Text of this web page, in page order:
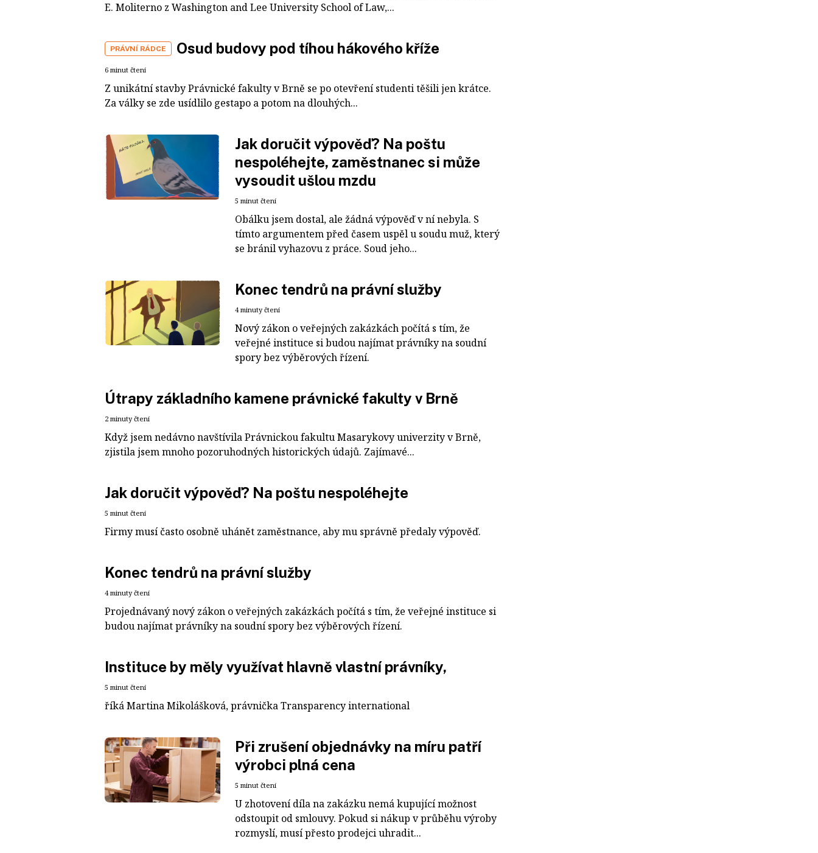
E. Moliterno z Washington and Lee University School of Law,...
PRÁVNÍ RÁDCE Osud budovy pod tíhou hákového kříže
6 minut čtení
Z unikátní stavby Právnické fakulty v Brně se po otevření studenti těšili jen krátce.
Za války se zde usídlilo gestapo a potom na dlouhých...
Jak doručit výpověď? Na poštu
nespoléhejte, zaměstnanec si může
vysoudit ušlou mzdu
5 minut čtení
Obálku jsem dostal, ale žádná výpověď v ní nebyla. S
tímto argumentem před časem uspěl u soudu muž, který
se bránil vyhazovu z práce. Soud jeho...
Konec tendrů na právní služby
4 minuty čtení
Nový zákon o veřejných zakázkách počítá s tím, že
veřejné instituce si budou najímat právníky na soudní
spory bez výběrových řízení.
Útrapy základního kamene právnické fakulty v Brně
2 minuty čtení
Když jsem nedávno navštívila Právnickou fakultu Masarykovy univerzity v Brně,
zjistila jsem mnoho pozoruhodných historických údajů. Zajímavé...
Jak doručit výpověď? Na poštu nespoléhejte
5 minut čtení
Firmy musí často osobně uhánět zaměstnance, aby mu správně předaly výpověď.
Konec tendrů na právní služby
4 minuty čtení
Projednávaný nový zákon o veřejných zakázkách počítá s tím, že veřejné instituce si
budou najímat právníky na soudní spory bez výběrových řízení.
Instituce by měly využívat hlavně vlastní právníky,
5 minut čtení
říká Martina Mikolášková, právnička Transparency international
Při zrušení objednávky na míru patří
výrobci plná cena
5 minut čtení
U zhotovení díla na zakázku nemá kupující možnost
odstoupit od smlouvy. Pokud si nákup v průběhu výroby
rozmyslí, musí přesto prodejci uhradit...